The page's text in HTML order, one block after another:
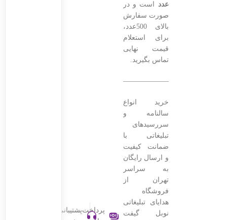
عدد است و در
صورت سفارش
بالای 500عدد،
برای استعلام
قیمت نهایی
تماس بگیرید.
———————————————–
خرید انواع
سالنامه و
سررسیدهای
تبلیغاتی با
ضمانت کیفیت
و ارسال رایگان
به سراسر
تهران از
فروشگاه
هدایای تبلیغاتی
نوبل گیفت
پرداختپشتیبانی